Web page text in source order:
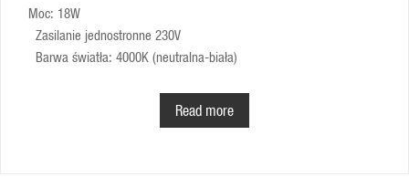
Moc: 18W
Zasilanie jednostronne 230V
Barwa światła: 4000K (neutralna-biała)
Read more